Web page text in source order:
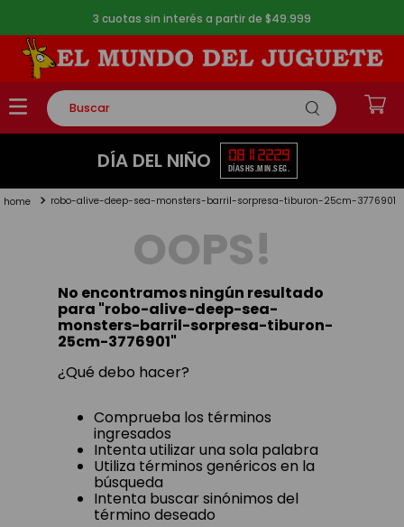
3 cuotas sin interés a partir de $49.999
Buscar
TÉRMINOS MÁS BUSCADOS
2.
lego
toy story
DÍA DEL NIÑO 08
DÍAS
11
HS.
22
MIN.
28
SEG.
robo-alive-deep-sea-monsters-barril-sorpresa-tiburon-25cm-3776901
OOPS!
No encontramos ningún resultado
para "robo-alive-deep-sea-
monsters-barril-sorpresa-tiburon-
25cm-3776901"
¿Qué debo hacer?
Comprueba los términos
ingresados
Intenta utilizar una sola palabra
Utiliza términos genéricos en la
búsqueda
Intenta buscar sinónimos del
término deseado